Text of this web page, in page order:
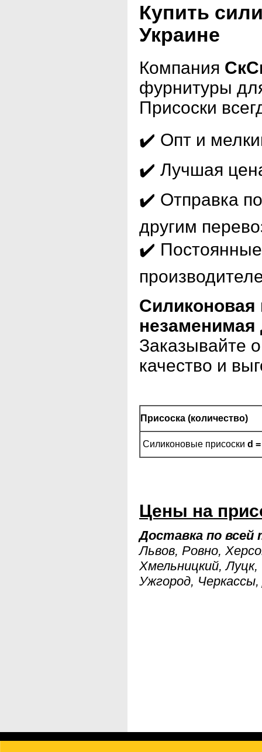
Купить
Украине
Компания
фурнитуры
Присоски
✔️ Опт и
✔️ Лучшая
✔️ Отправка
другим
✔️ Постоянные
незаменимая
Заказывайте
качество и
Присоска (количество)
Силиконовые присоски d
Цены на
Доставка по
Львов, Ровно,
Хмельницкий,
Ужгород,